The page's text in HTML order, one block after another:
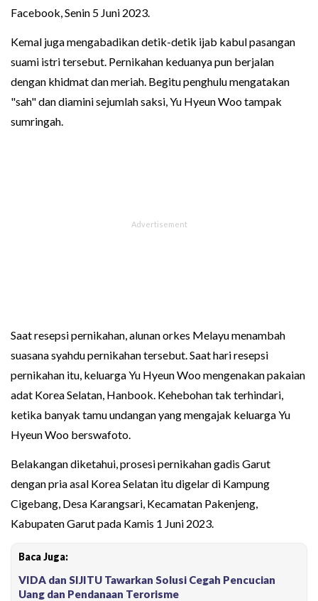
Facebook, Senin 5 Juni 2023.
Kemal juga mengabadikan detik-detik ijab kabul pasangan
suami istri tersebut. Pernikahan keduanya pun berjalan
dengan khidmat dan meriah. Begitu penghulu mengatakan
"sah" dan diamini sejumlah saksi, Yu Hyeun Woo tampak
sumringah.
Saat resepsi pernikahan, alunan orkes Melayu menambah
suasana syahdu pernikahan tersebut. Saat hari resepsi
pernikahan itu, keluarga Yu Hyeun Woo mengenakan pakaian
adat Korea Selatan, Hanbook. Kehebohan tak terhindari,
ketika banyak tamu undangan yang mengajak keluarga Yu
Hyeun Woo berswafoto.
Belakangan diketahui, prosesi pernikahan gadis Garut
dengan pria asal Korea Selatan itu digelar di Kampung
Cigebang, Desa Karangsari, Kecamatan Pakenjeng,
Kabupaten Garut pada Kamis 1 Juni 2023.
Baca Juga:
VIDA dan SIJITU Tawarkan Solusi Cegah Pencucian
Uang dan Pendanaan Terorisme